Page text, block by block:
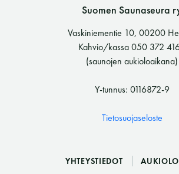
Suomen Saunaseura
Vaskiniementie 10, 00200
Kahvio/kassa 050 372
(saunojen aukioloaikana)
Y-tunnus: 0116872-9
Tietosuojaseloste
YHTEYSTIEDOT